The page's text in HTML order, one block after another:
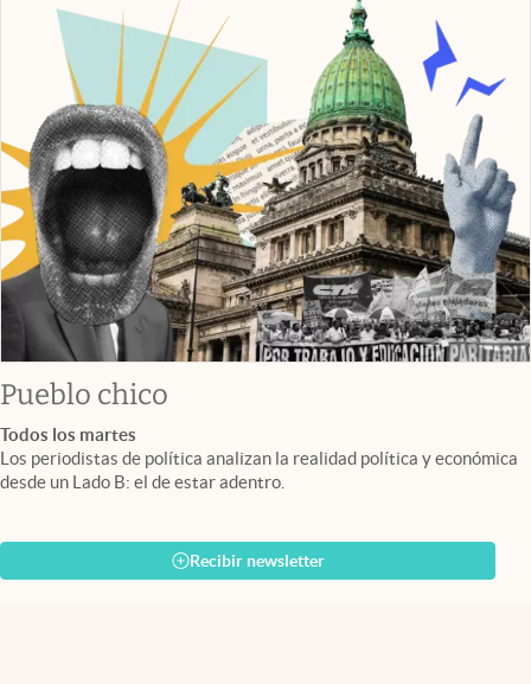
Pueblo chico
Todos los martes
Los periodistas de política analizan la realidad política y económica
desde un Lado B: el de estar adentro.
Recibir newsletter